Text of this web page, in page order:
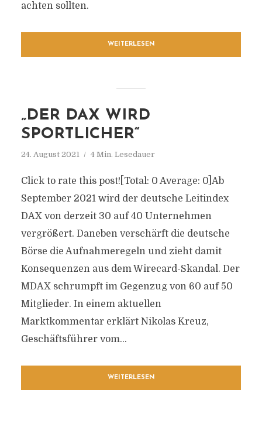
achten sollten.
WEITERLESEN
„DER DAX WIRD
SPORTLICHER“
24. August 2021 4 Min. Lesedauer
Click to rate this post![Total: 0 Average: 0]Ab
September 2021 wird der deutsche Leitindex
DAX von derzeit 30 auf 40 Unternehmen
vergrößert. Daneben verschärft die deutsche
Börse die Aufnahmeregeln und zieht damit
Konsequenzen aus dem Wirecard-Skandal. Der
MDAX schrumpft im Gegenzug von 60 auf 50
Mitglieder. In einem aktuellen
Marktkommentar erklärt Nikolas Kreuz,
Geschäftsführer vom...
WEITERLESEN